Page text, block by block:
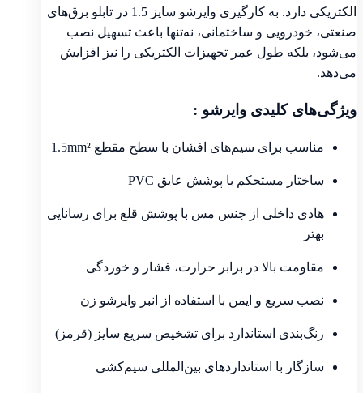
الکتریکی دارد. به کارگیری وایرشو سایز 1.5 در تابلو برق‌های
صنعتی، خودرویی و ساختمانی، نه‌تنها باعث تسهیل نصب
می‌شود، بلکه طول عمر تجهیزات الکتریکی را نیز افزایش
می‌دهد.
ویژگی‌های کلیدی وایرشو :
مناسب برای سیم‌های افشان با سطح مقطع 1.5mm²
ساختار مستحکم با پوشش عایق PVC
هادی داخلی از جنس مس با پوشش قلع برای رسانایی
بهتر
مقاومت بالا در برابر حرارت، فشار و خوردگی
نصب سریع و ایمن با استفاده از انبر وایرشو زن
رنگ‌بندی استاندارد برای تشخیص سریع سایز (قرمز)
سازگار با استانداردهای بین‌المللی سیم‌کشی